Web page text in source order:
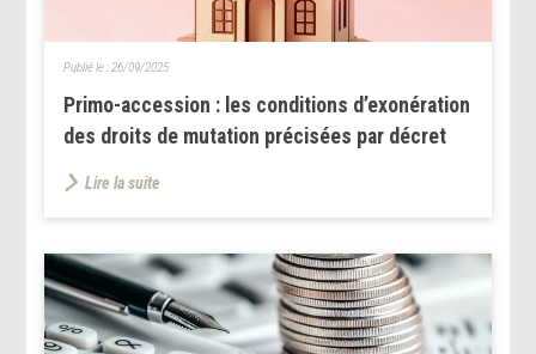
Primo-accession : les conditions d’exonération
des droits de mutation précisées par décret
Publié le : 26/09/2025
Lire la suite